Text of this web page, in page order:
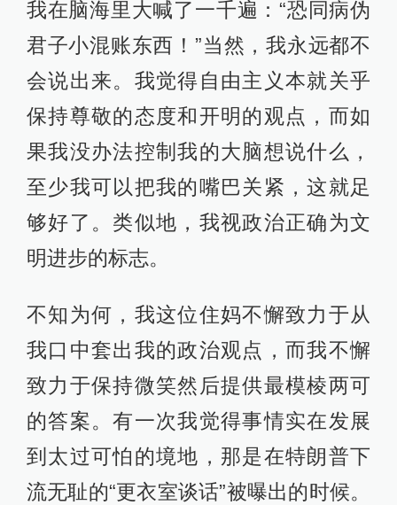
我在脑海里大喊了一千遍：“恐同病伪
君子小混账东西！”当然，我永远都不
会说出来。我觉得自由主义本就关乎
保持尊敬的态度和开明的观点，而如
果我没办法控制我的大脑想说什么，
至少我可以把我的嘴巴关紧，这就足
够好了。类似地，我视政治正确为文
明进步的标志。
不知为何，我这位住妈不懈致力于从
我口中套出我的政治观点，而我不懈
致力于保持微笑然后提供最模棱两可
的答案。有一次我觉得事情实在发展
到太过可怕的境地，那是在特朗普下
流无耻的“更衣室谈话”被曝出的时候。